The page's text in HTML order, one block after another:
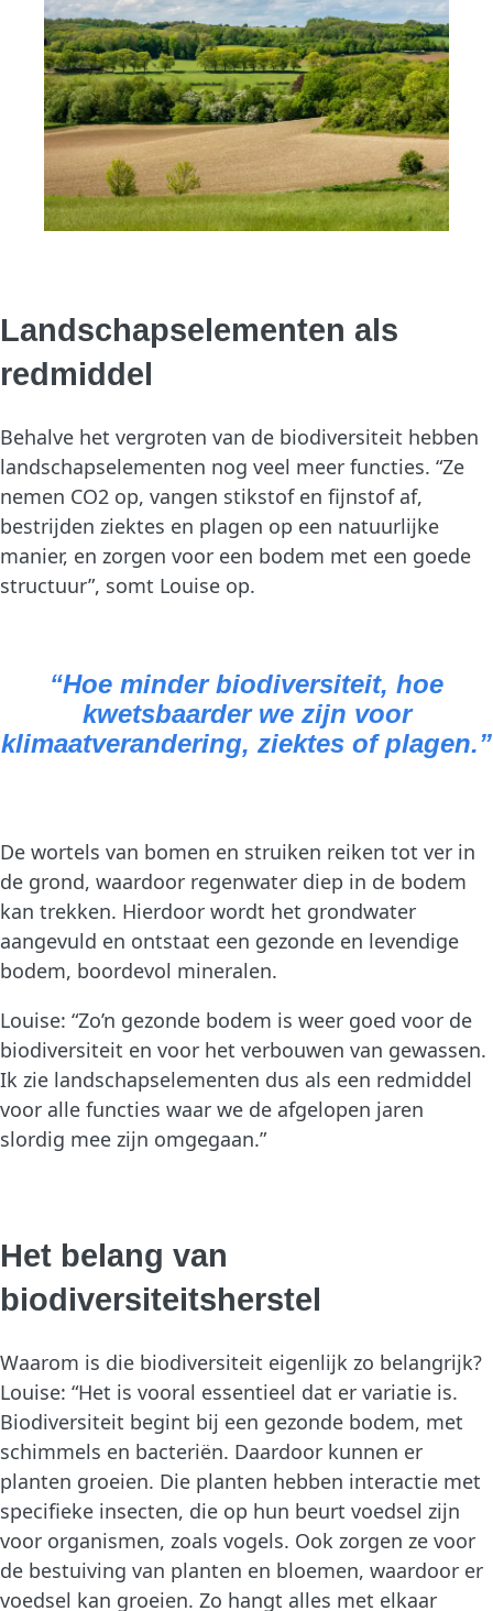
Landschapselementen als
redmiddel
Behalve het vergroten van de biodiversiteit hebben
landschapselementen nog veel meer functies. “Ze
nemen CO2 op, vangen stikstof en fijnstof af,
bestrijden ziektes en plagen op een natuurlijke
manier, en zorgen voor een bodem met een goede
structuur”, somt Louise op.
“Hoe minder biodiversiteit, hoe
kwetsbaarder we zijn voor
klimaatverandering, ziektes of plagen.”
De wortels van bomen en struiken reiken tot ver in
de grond, waardoor regenwater diep in de bodem
kan trekken. Hierdoor wordt het grondwater
aangevuld en ontstaat een gezonde en levendige
bodem, boordevol mineralen.
Louise: “Zo’n gezonde bodem is weer goed voor de
biodiversiteit en voor het verbouwen van gewassen.
Ik zie landschapselementen dus als een redmiddel
voor alle functies waar we de afgelopen jaren
slordig mee zijn omgegaan.”
Het belang van
biodiversiteitsherstel
Waarom is die biodiversiteit eigenlijk zo belangrijk?
Louise: “Het is vooral essentieel dat er variatie is.
Biodiversiteit begint bij een gezonde bodem, met
schimmels en bacteriën. Daardoor kunnen er
planten groeien. Die planten hebben interactie met
specifieke insecten, die op hun beurt voedsel zijn
voor organismen, zoals vogels. Ook zorgen ze voor
de bestuiving van planten en bloemen, waardoor er
voedsel kan groeien. Zo hangt alles met elkaar